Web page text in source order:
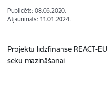
Publicēts: 08.06.2020.
Atjaunināts: 11.01.2024.
Projektu līdzfinansē REACT-
seku mazināšanai